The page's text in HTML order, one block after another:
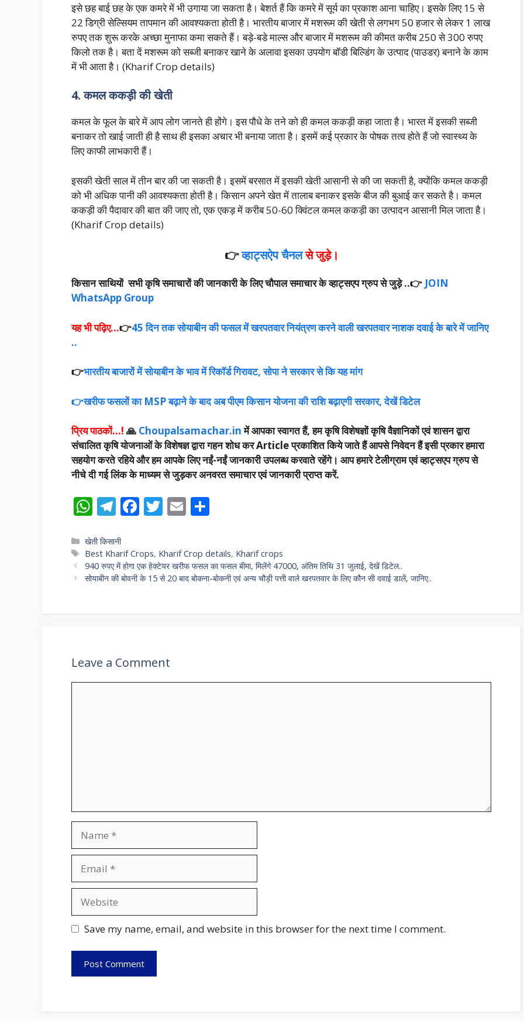
इसे छह बाई छह के एक कमरे में भी उगाया जा सकता है। बेशर्त हैं कि कमरे में सूर्य का प्रकाश आना चाहिए। इसके लिए 15 से
22 डिग्री सेल्सियम तापमान की आवश्यकता होती है। भारतीय बाजार में मशरूम की खेती से लगभग 50 हजार से लेकर 1 लाख
रुपए तक शुरू करके अच्छा मुनाफा कमा सकते हैं। बड़े-बडे माल्स और बाजार में मशरूम की कीमत करीब 250 से 300 रुपए
किलो तक है। बता दें मशरूम को सब्जी बनाकर खाने के अलावा इसका उपयोग बॉडी बिल्डिंग के उत्पाद (पाउडर) बनाने के काम
में भी आता है। (Kharif Crop details)
4. कमल ककड़ी की खेती
कमल के फूल के बारे में आप लोग जानते ही होंगे। इस पौधे के तने को ही कमल ककड़ी कहा जाता है। भारत में इसकी सब्जी
बनाकर तो खाई जाती ही है साथ ही इसका अचार भी बनाया जाता है। इसमें कई प्रकार के पोषक तत्व होते हैं जो स्वास्थ्य के
लिए काफी लाभकारी हैं।
इसकी खेती साल में तीन बार की जा सकती है। इसमें बरसात में इसकी खेती आसानी से की जा सकती है, क्योंकि कमल ककड़ी
को भी अधिक पानी की आवश्यकता होती है। किसान अपने खेत में तालाब बनाकर इसके बीज की बुआई कर सकते है। कमल
ककड़ी की पैदावार की बात की जाए तो, एक एकड़ में करीब 50-60 क्विंटल कमल ककड़ी का उत्पादन आसानी मिल जाता है।
(Kharif Crop details)
👉व्हाट्सऐप चैनलसे जुड़े।
किसान साथियों सभी कृषि समाचारों की जानकारी के लिए चौपाल समाचार के व्हाट्सएप ग्रुप से जुड़े ..👉 JOIN
WhatsApp Group
यह भी पढ़िए…👉45 दिन तक सोयाबीन की फसल में खरपतवार नियंत्रण करने वाली खरपतवार नाशक दवाई के बारे में जानिए
..
👉भारतीय बाजारों में सोयाबीन के भाव में रिकॉर्ड गिरावट, सोपा ने सरकार से कि यह मांग
👉खरीफ फसलों का MSP बढ़ाने के बाद अब पीएम किसान योजना की राशि बढ़ाएगी सरकार, देखें डिटेल
प्रिय पाठकों…! 🙏 Choupalsamachar.inमें आपका स्वागत हैं, हम कृषि विशेषज्ञों कृषि वैज्ञानिकों एवं शासन द्वारा
संचालित कृषि योजनाओं के विशेषज्ञ द्वारा गहन शोध कर Article प्रकाशित किये जाते हैं आपसे निवेदन हैं इसी प्रकार हमारा
सहयोग करते रहिये और हम आपके लिए नईं-नईं जानकारी उपलब्ध करवाते रहेंगे। आप हमारे टेलीग्राम एवं व्हाट्सएप ग्रुप से
नीचे दी गई लिंक के माध्यम से जुड़कर अनवरत समाचार एवं जानकारी प्राप्त करें.
W
at
s
A
T
e
gr
a
F
b
o
T
itt
er
E
l
ar
e
Categories
खेती किसानी
Tags
Best Kharif Crops, Kharif Crop details, Kharif crops
940 रुपए में होगा एक हेक्टेयर खरीफ फसल का फसल बीमा, मिलेंगे 47000, अंतिम तिथि 31 जुलाई, देखें डिटेल..
सोयाबीन की बोवनी के 15 से 20 बाद बोकना-बोकनी एवं अन्य चौड़ी पत्ती वाले खरपतवार के लिए कौन सी दवाई डालें, जानिए..
Leave a Comment
Save my name, email, and website in this browser for the next time I comment.